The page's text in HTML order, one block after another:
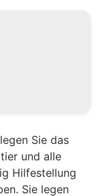
Sie das
und alle
Hilfestellung
Sie legen